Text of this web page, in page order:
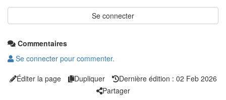
Se connecter
Commentaires
Se connecter pour commenter.
Éditer la page
Dupliquer
Dernière édition : 02 Feb 2026
Partager